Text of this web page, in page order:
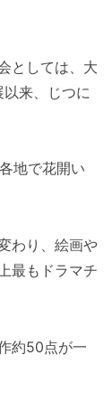
としては、大
来、じつに
地で花開い
わり、絵画や
最もドラマチ
約50点が一